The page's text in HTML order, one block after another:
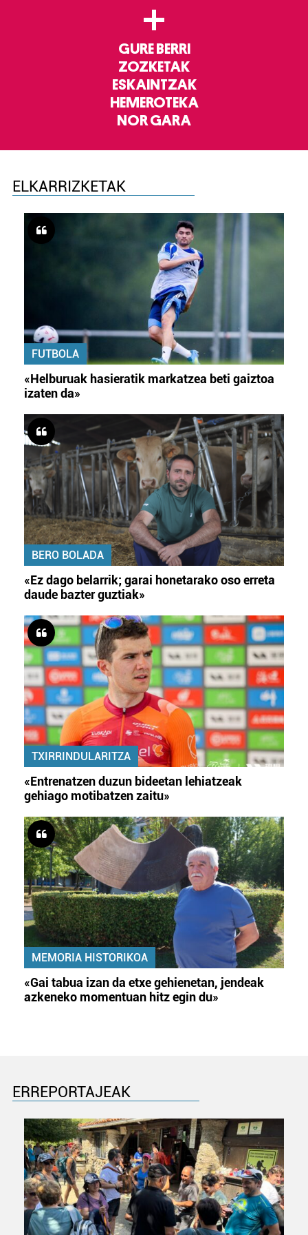
+
GURE BERRI
ZOZKETAK
ESKAINTZAK
HEMEROTEKA
NOR GARA
ELKARRIZKETAK
FUTBOLA
«Helburuak hasieratik markatzea beti gaiztoa
izaten da»
BERO BOLADA
«Ez dago belarrik; garai honetarako oso erreta
daude bazter guztiak»
TXIRRINDULARITZA
«Entrenatzen duzun bideetan lehiatzeak
gehiago motibatzen zaitu»
MEMORIA HISTORIKOA
«Gai tabua izan da etxe gehienetan, jendeak
azkeneko momentuan hitz egin du»
ERREPORTAJEAK